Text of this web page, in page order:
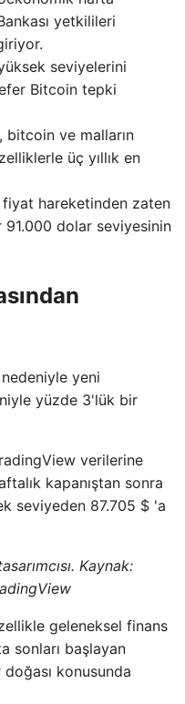
yetkilileri
seviyelerini
Bitcoin tepki
bitcoin ve malların
üç yıllık en
hareketinden zaten
dolar seviyesinin
yeni
yüzde 3'lük bir
verilerine
kapanıştan sonra
seviyeden 87.705 $ 'a
Kaynak:
geleneksel finans
sonları başlayan
konusunda